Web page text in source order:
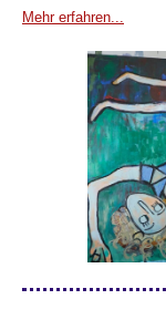
Mehr erfahren...